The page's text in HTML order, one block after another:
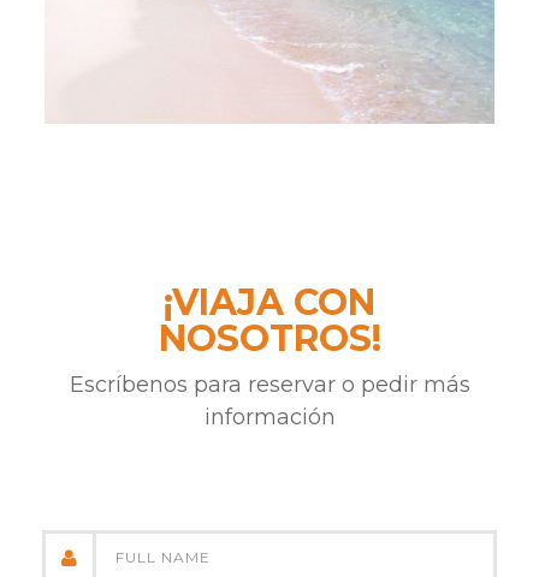
¡VIAJA CON
NOSOTROS!
Escríbenos para reservar o pedir más
información